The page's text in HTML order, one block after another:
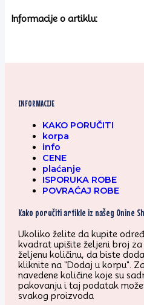
Informacije o artiklu:
INFORMACIJE
KAKO PORUČITI
korpa
info
CENE
plaćanje
ISPORUKA ROBE
POVRAĆAJ ROBE
Kako poručiti artikle iz našeg Onine
Ukoliko želite da kupite
kvadrat upišite željeni broj
željenu količinu, da biste
kliknite na "Dodaj u korpu".
navedene količine koje su
pakovanju i taj podatak
svakog proizvoda